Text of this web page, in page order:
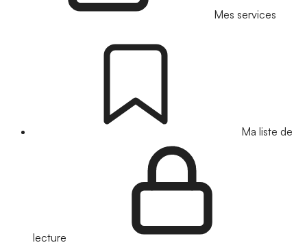
Mes services
Ma liste de
lecture